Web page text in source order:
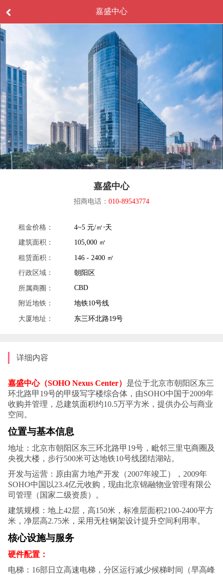
嘉盛中心
嘉盛中心
招商电话： 010-89543774
租金价格：
4~5 元/㎡⋅天
建筑面积：
105,000 ㎡
租赁面积：
146 - 2400 ㎡
行政区域：
朝阳区
所属商圈：
CBD
附近地铁：
地铁10号线
大厦地址：
东三环北路19号
详细内容
嘉盛中心（SOHO Nexus Center） 是位于北京市朝阳区东三
环北路甲19号的甲级写字楼综合体，由SOHO中国于2009年
收购并管理，总建筑面积约10.5万平方米，提供办公与商业
空间。
位置与基本信息
地址：北京市朝阳区东三环北路甲19号，毗邻三里屯商圈及
央视大楼，步行500米可达地铁10号线团结湖站。
开发与运营：原由富力地产开发（2007年竣工），2009年
SOHO中国以23.4亿元收购，现由北京锦融物业管理有限公
司管理（国家二级资质）。
建筑规模：地上42层，高150米，标准层面积2100-2400平方
米，净层高2.75米，采用无柱钢架设计提升空间利用率。
核心设施与服务
硬件配置：
电梯：16部日立高速电梯，分区运行减少候梯时间（早高峰